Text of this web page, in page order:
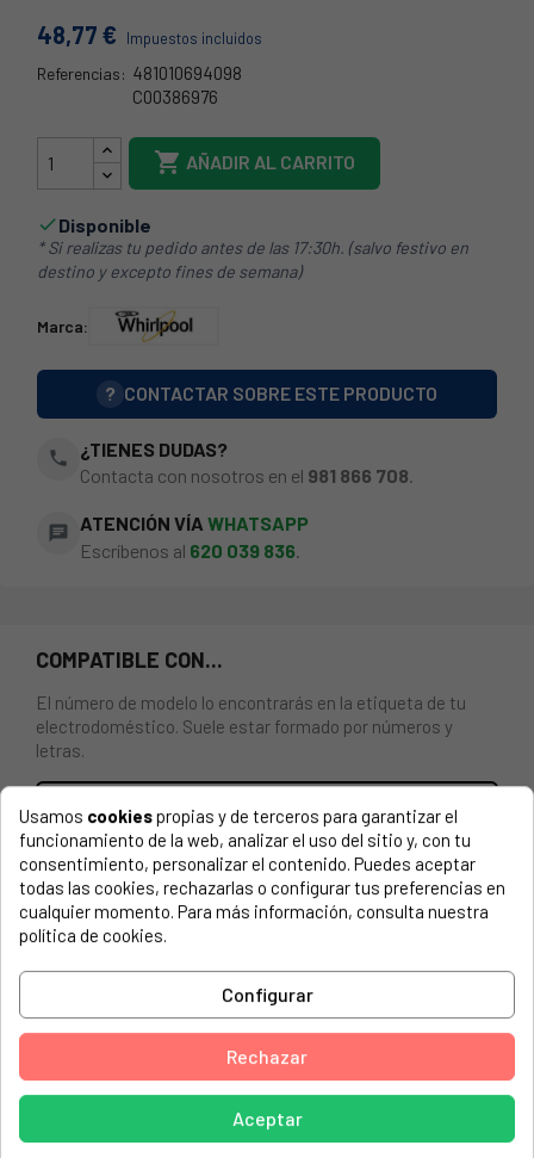
48,77 € Impuestos incluidos
Referencias: 481010694098
C00386976
481010694098
 AÑADIR AL CARRITO
Disponible
* Si realizas tu pedido antes de las 17:30h. (salvo festivo en
destino y excepto fines de semana)
Marca:
? CONTACTAR SOBRE ESTE PRODUCTO
phone
¿TIENES DUDAS?
Contacta con nosotros en el 981 866 708.
chat ATENCIÓN VÍA WHATSAPP
Escríbenos al 620 039 836
COMPATIBLE CON...
El número de modelo lo encontrarás en la etiqueta de tu
electrodoméstico. Suele estar formado por números y
letras.
CAJÓN SUPERIOR CONGELADOR BAUKNECHT,
WHIRLPOOL
BAUKNECHT, BM 0900 NF OX (853921601022)
BAUKNECHT, BM 0900 NF OX 853921601022
BAUKNECHT, BM 0900 NF W (853921601002)
BAUKNECHT, BSNF 8101 OX (850526915922)
BAUKNECHT, BSNF 8121 W (850526911002)
Usamos cookiespropias y de terceros para garantizar el
funcionamiento de la web, analizar el uso del sitio y, con tu
consentimiento, personalizar el contenido. Puedes aceptar
todas las cookies, rechazarlas o configurar tus preferencias en
cualquier momento. Para más información, consulta nuestra
política de cookies.
Configurar
Rechazar
Aceptar